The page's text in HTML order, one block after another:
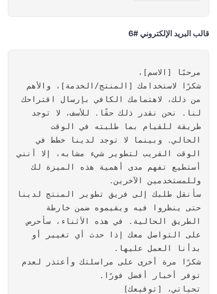
قالب البريد الإلكتروني #6
مرحبًا [الاسم]،
شكرًا لاستخدامك [المنتج/الخدمة]، والأهم
من ذلك، لاهتمامك الكافي بإرسال اقتراحك
لنا. نحن نقدر ذلك حقًا. للأسف، لا توجد
طريقة للقيام بما طلبته في الوقت
الحالي. وبينما لا توجد لدينا خطط في
الوقت القريب لتطوير شيء مشابه، إلا أنني
أستطيع تفهم مدى أهمية هذه الميزة لك
وللمستخدمين الآخرين.
سأنقل طلبك إلى فريق تطوير المنتج لدينا
حتى ينظروا فيه ويقيموه ضمن خارطة
الطريق الحالية. في هذه الأثناء، سأحرص
على التواصل معك إذا حدث أي تغيير أو
بدأنا العمل عليها.
شكرًا مرة أخرى على مراسلتك وأعتذر لعدم
توفر أخبار أفضل فورًا.
تحياتي، [توقيعك]